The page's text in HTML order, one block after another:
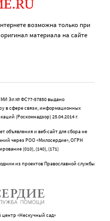
возможна только при
материала на сайте
Эл № ФС77-57850 выдано
в сфере связи, информационных
(Роскомнадзор) 25.04.2014 г.
объявления и веб-сайт для сбора не
через РОО «Милосердие», ОГРН
(010), (140), (171)
из проектов Православной службы
центр «Нескучный сад»